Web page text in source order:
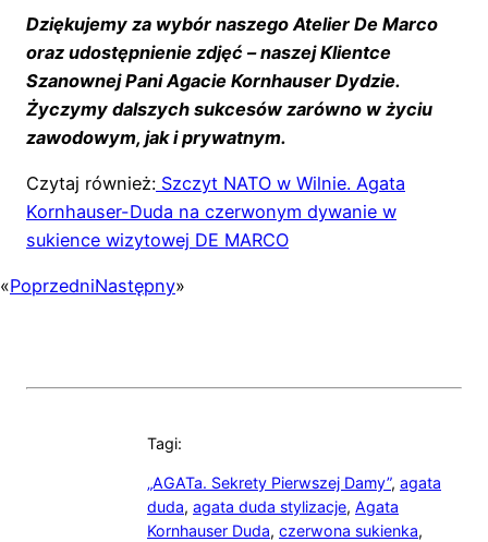
Dziękujemy za wybór naszego Atelier De Marco
oraz udostępnienie zdjęć – naszej Klientce
Szanownej Pani Agacie Kornhauser Dydzie.
Życzymy dalszych sukcesów zarówno w życiu
zawodowym, jak i prywatnym.
Czytaj również: Szczyt NATO w Wilnie. Agata
Kornhauser-Duda na czerwonym dywanie w
sukience wizytowej DE MARCO
«PoprzedniNastępny»
Tagi:
„AGATa. Sekrety Pierwszej Damy”, agata
duda, agata duda stylizacje, Agata
Kornhauser Duda, czerwona sukienka,